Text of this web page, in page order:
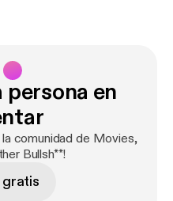
persona en
comunidad de Movies,
Bullsh**!
gratis